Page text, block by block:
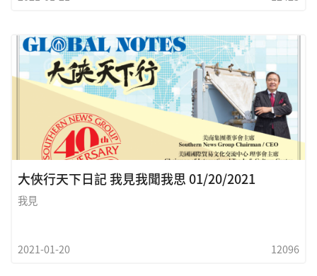
大俠行天下日記 我見我聞我思 01/20/2021
我見
2021-01-20 12096